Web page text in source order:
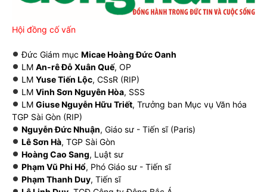
Hội đồng cố vấn
Đức Giám mục Micae Hoàng Đức Oanh
LM An-rê Đỗ Xuân Quế, OP
LM Yuse Tiến Lộc, CSsR (RIP)
LM Vinh Sơn Nguyên Hòa, SSS
LM Giuse Nguyễn Hữu Triết, Trưởng ban Mục vụ Văn hóa
TGP Sài Gòn (RIP)
Nguyễn Đức Nhuận, Giáo sư - Tiến sĩ (Paris)
Lê Sơn Hà, TGP Sài Gòn
Hoàng Cao Sang, Luật sư
Phạm Vũ Phi Hổ, Phó Giáo sư - Tiến sĩ
Phạm Thanh Duy, Tiến sĩ